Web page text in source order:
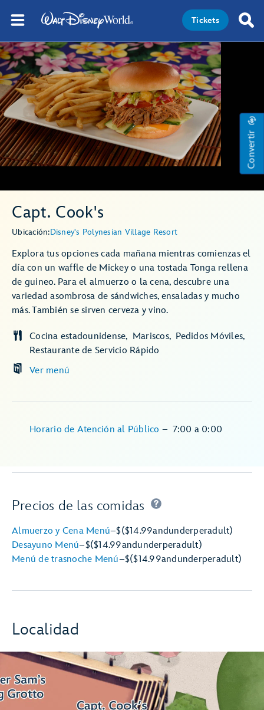
Tickets
Convertir
Capt. Cook's
Ubicación:Disney's Polynesian Village Resort
Explora tus opciones cada mañana mientras comienzas el
día con un waffle de Mickey o una tostada Tonga rellena
de guineo. Para el almuerzo o la cena, descubre una
variedad asombrosa de sándwiches, ensaladas y mucho
más. También se sirven cerveza y vino.
Ver menú
Cocina estadounidense Mariscos
Pedidos Móviles
Restaurante de Servicio Rápido
Horario de Atención al Público –7:00 a 0:00
Precios de las comidas
Almuerzo y Cena Menú–$($14.99andunderperadult)
Desayuno Menú–$($14.99andunderperadult)
Menú de trasnoche Menú–$($14.99andunderperadult)
Localidad